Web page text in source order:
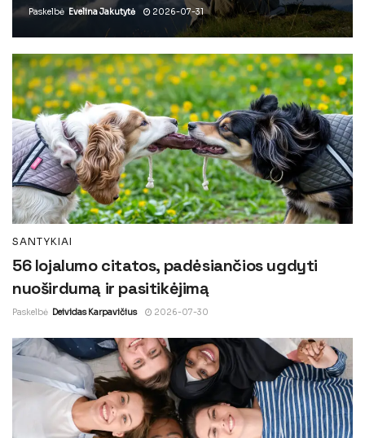
Paskelbė Evelina Jakutytė 2026-07-31
SANTYKIAI
56 lojalumo citatos, padėsiančios ugdyti
nuoširdumą ir pasitikėjimą
Paskelbė Deividas Karpavičius 2026-07-30